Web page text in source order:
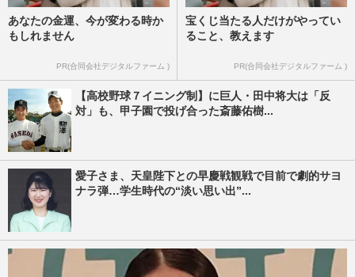
あなたの金運、今が変わる時か
もしれません
PR(合同会社デジタルファーム )
宝くじ当たる人だけがやってい
ること、教えます
PR(合同会社デジタルファーム )
【高校野球７イニング制】に巨人・田中将大は「反
対」も、甲子園で投げ合った斎藤佑樹...
愛子さま、天皇陛下との早慶戦観戦で目前で劇的サヨ
ナラ弾…学生時代の“淡い思い出”...